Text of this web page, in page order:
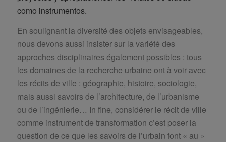
como instrumentos.
En soulignant la diversité des objets envisageables,
nous devons aussi insister sur la variété des
approches disciplinaires également possibles : tous
les domaines de la recherche urbaine ont à voir avec
les récits de ville : géographie, histoire, sociologie,
mais aussi savoirs de l’architecture, de l’urbanisme
ou de l’ingénierie… In fine, considérer le récit de ville
comme instrument de transformation c’est poser la
question de ce que les savoirs de l’urbain font « au »